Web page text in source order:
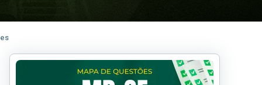
Ops!
Seu carrinho ainda está vazio.